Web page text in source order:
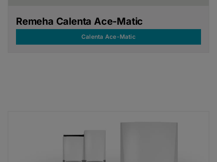
Remeha Calenta Ace-Matic
Calenta Ace-Matic